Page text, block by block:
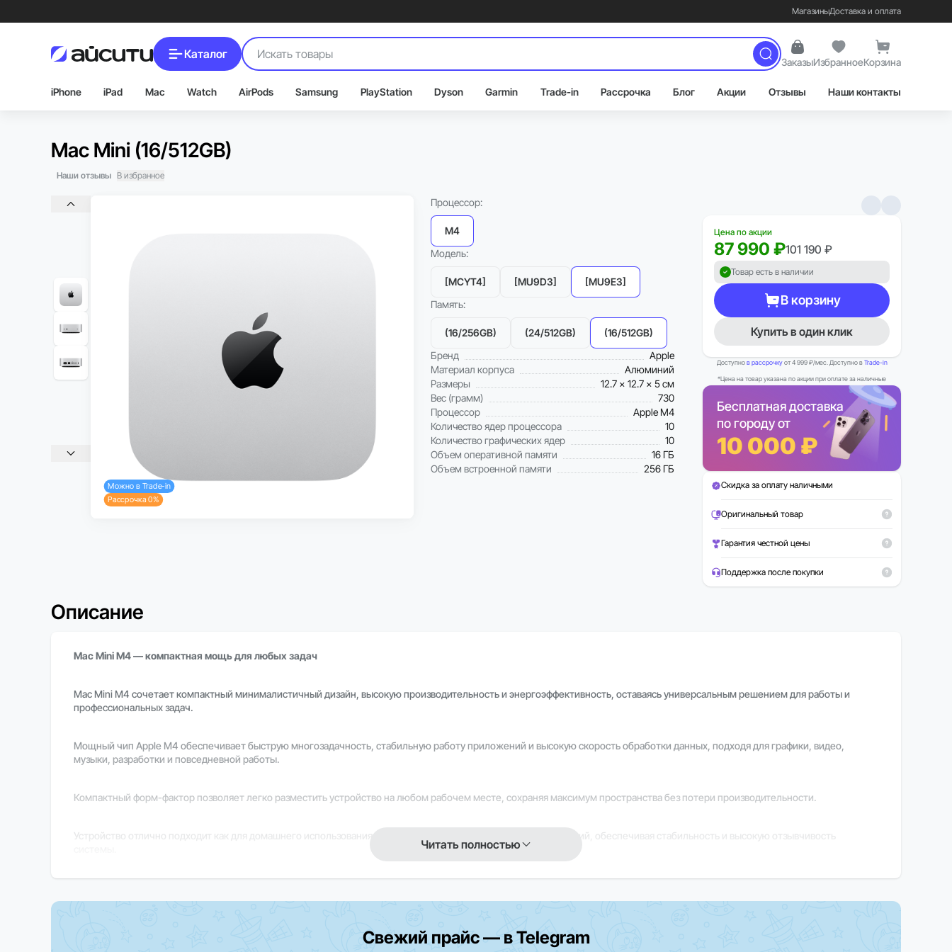
МагазиныДоставка и оплата
Каталог
ЗаказыИзбранноеКорзина
iPhone iPad Mac Watch AirPods Samsung PlayStation Dyson Garmin Trade-in Рассрочка Блог Акции Отзывы Наши контакты
Mac Mini (16/512GB)
Наши отзывы В избранное
Можно в Trade-in
Рассрочка 0%
Можно в Trade-in
Процессор:
M4
Модель:
[MCYT4] [MU9D3]
[MU9E3]
Память:
(16/256GB) (24/512GB)
(16/512GB)
Бренд
Apple
Материал корпуса
Алюминий
Размеры
12.7 x 12.7 x 5 см
Вес (грамм)
730
Процессор
Apple M4
Количество ядер процессора
10
Количество графических ядер
10
Объем оперативной памяти
16 ГБ
Объем встроенной памяти
256 ГБ
Цена по акции
87 990 ₽101 190 ₽
Товар есть в наличии
В корзину
Купить в один клик
Доступнов рассрочкуот 4 999 ₽/мес. Доступно вTrade-in
*Цена на товар указана по акции при оплате за наличные
Бесплатная доставка
по городу от
10 000 ₽
Скидка за оплату наличными
Оригинальный товар
Гарантия честной цены
Поддержка после покупки
Описание
Mac Mini M4 — компактная мощь для любых задач
Mac Mini M4 сочетает компактный минималистичный дизайн, высокую производительность и энергоэффективность, оставаясь универсальным решением для работы и
профессиональных задач.
Мощный чип Apple M4 обеспечивает быструю многозадачность, стабильную работу приложений и высокую скорость обработки данных, подходя для графики, видео,
музыки, разработки и повседневной работы.
Компактный форм-фактор позволяет легко разместить устройство на любом рабочем месте, сохраняя максимум пространства без потери производительности.
Устройство отлично подходит как для домашнего использования, так и для профессиональных рабочих станций, обеспечивая стабильность и высокую отзывчивость
Читать полностью
Свежий прайс — в Telegram